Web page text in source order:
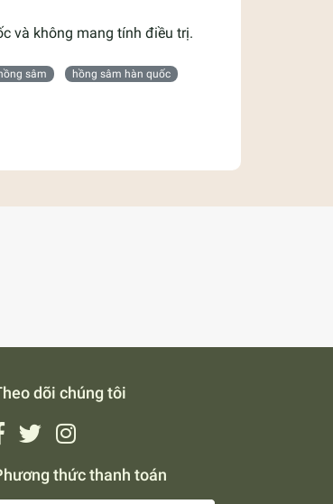
và không mang tính điều trị.
sâm
hồng sâm hàn quốc
dõi chúng tôi
thức thanh toán